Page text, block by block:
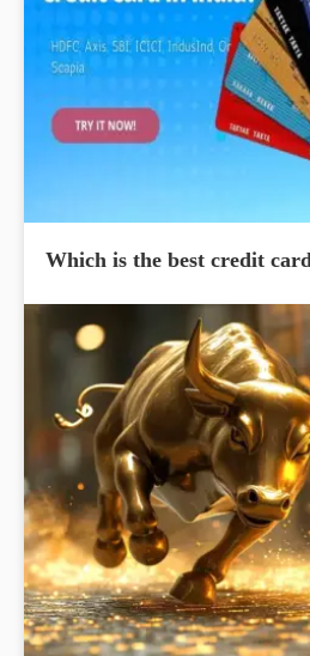
Which is the best credit